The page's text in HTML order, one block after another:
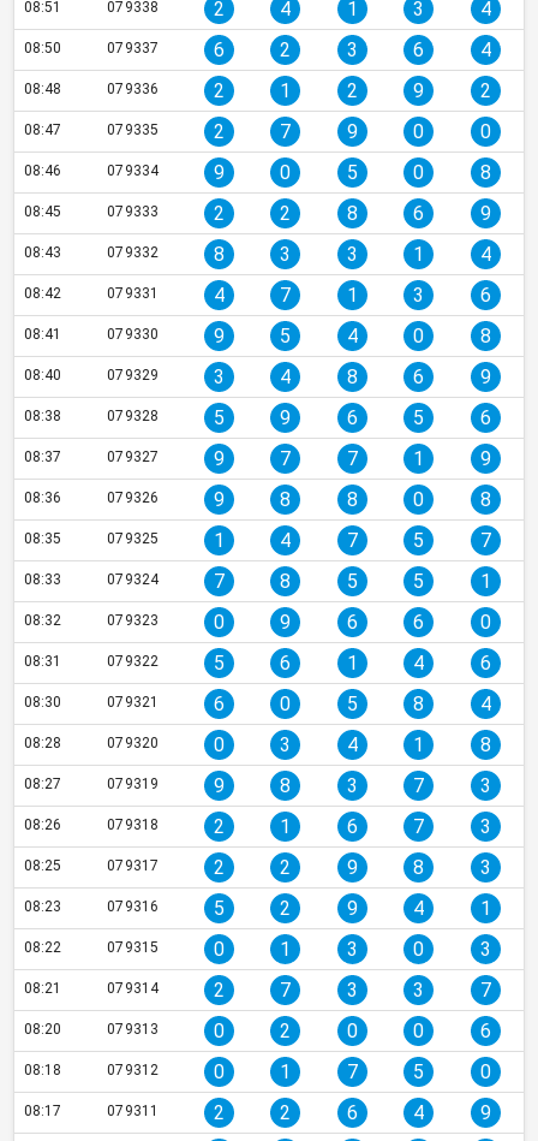
08:51 079338 2 4 1 3 4
08:50 079337 6 2 3 6 4
08:48 079336 2 1 2 9 2
08:47 079335 2 7 9 0 0
08:46 079334 9 0 5 0 8
08:45 079333 2 2 8 6 9
08:43 079332 8 3 3 1 4
08:42 079331 4 7 1 3 6
08:41 079330 9 5 4 0 8
08:40 079329 3 4 8 6 9
08:38 079328 5 9 6 5 6
08:37 079327 9 7 7 1 9
08:36 079326 9 8 8 0 8
08:35 079325 1 4 7 5 7
08:33 079324 7 8 5 5 1
08:32 079323 0 9 6 6 0
08:31 079322 5 6 1 4 6
08:30 079321 6 0 5 8 4
08:28 079320 0 3 4 1 8
08:27 079319 9 8 3 7 3
08:26 079318 2 1 6 7 3
08:25 079317 2 2 9 8 3
08:23 079316 5 2 9 4 1
08:22 079315 0 1 3 0 3
08:21 079314 2 7 3 3 7
08:20 079313 0 2 0 0 6
08:18 079312 0 1 7 5 0
08:17 079311 2 2 6 4 9